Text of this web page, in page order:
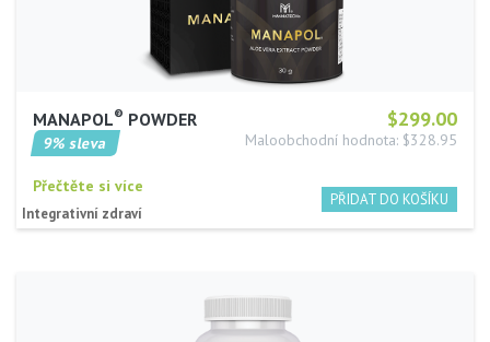
$299.00
MANAPOL® POWDER
Maloobchodní hodnota: $328.95
9% sleva
Přečtěte si více
Integrativní zdraví